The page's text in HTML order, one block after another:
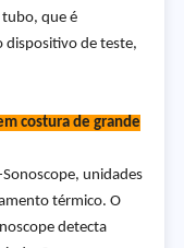
tubo, que é
dispositivo de teste,
costura de grande
unidades
térmico. O
detecta